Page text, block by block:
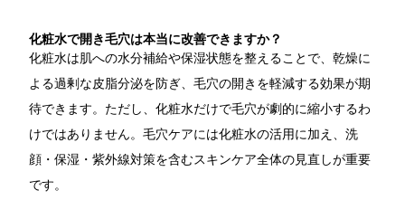
化粧水で開き毛穴は本当に改善できますか？
化粧水は肌への水分補給や保湿状態を整えることで、乾燥に
よる過剰な皮脂分泌を防ぎ、毛穴の開きを軽減する効果が期
待できます。ただし、化粧水だけで毛穴が劇的に縮小するわ
けではありません。毛穴ケアには化粧水の活用に加え、洗
顔・保湿・紫外線対策を含むスキンケア全体の見直しが重要
です。